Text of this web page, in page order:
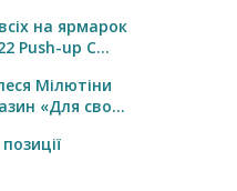
на ярмарок
Push-up C...
Мілютіни
«Для сво...